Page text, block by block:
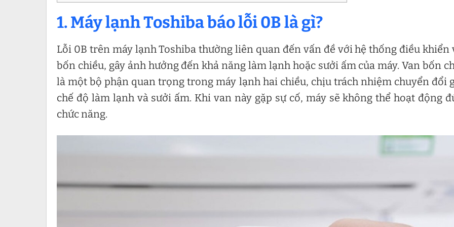
1. Máy lạnh Toshiba báo lỗi 0B là gì?
Lỗi 0B trên máy lạnh Toshiba thường liên quan đến vấn đề với hệ thống điều khiển
bốn chiều, gây ảnh hưởng đến khả năng làm lạnh hoặc sưởi ấm của máy. Van bốn
là một bộ phận quan trọng trong máy lạnh hai chiều, chịu trách nhiệm chuyển đổi
chế độ làm lạnh và sưởi ấm. Khi van này gặp sự cố, máy sẽ không thể hoạt động
chức năng.